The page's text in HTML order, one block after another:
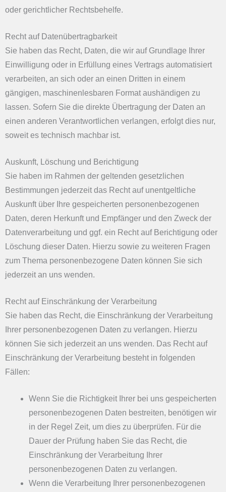
oder gerichtlicher Rechtsbehelfe.
Recht auf Daten­übertrag­barkeit
Sie haben das Recht, Daten, die wir auf Grundlage Ihrer
Einwilligung oder in Erfüllung eines Vertrags automatisiert
verarbeiten, an sich oder an einen Dritten in einem
gängigen, maschinenlesbaren Format aushändigen zu
lassen. Sofern Sie die direkte Übertragung der Daten an
einen anderen Verantwortlichen verlangen, erfolgt dies nur,
soweit es technisch machbar ist.
Auskunft, Löschung und Berichtigung
Sie haben im Rahmen der geltenden gesetzlichen
Bestimmungen jederzeit das Recht auf unentgeltliche
Auskunft über Ihre gespeicherten personenbezogenen
Daten, deren Herkunft und Empfänger und den Zweck der
Datenverarbeitung und ggf. ein Recht auf Berichtigung oder
Löschung dieser Daten. Hierzu sowie zu weiteren Fragen
zum Thema personenbezogene Daten können Sie sich
jederzeit an uns wenden.
Recht auf Einschränkung der Verarbeitung
Sie haben das Recht, die Einschränkung der Verarbeitung
Ihrer personenbezogenen Daten zu verlangen. Hierzu
können Sie sich jederzeit an uns wenden. Das Recht auf
Einschränkung der Verarbeitung besteht in folgenden
Fällen:
Wenn Sie die Richtigkeit Ihrer bei uns gespeicherten
personenbezogenen Daten bestreiten, benötigen wir
in der Regel Zeit, um dies zu überprüfen. Für die
Dauer der Prüfung haben Sie das Recht, die
Einschränkung der Verarbeitung Ihrer
personenbezogenen Daten zu verlangen.
Wenn die Verarbeitung Ihrer personenbezogenen